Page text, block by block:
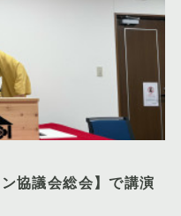
協議会総会】で講演